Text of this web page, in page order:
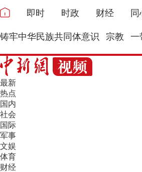
即时 时政 财经
铸牢中华民族共同体意识 宗教 一
最新
热点
国内
社会
国际
军事
文娱
体育
财经